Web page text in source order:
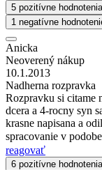
5 pozitívne hodnotenia
1 negatívne
Anicka
Neoverený nákup
10.1.2013
Nadherna rozpravka
Rozpravku si citame
dcera a 4-rocny syn
krasne napisana a
spracovanie v
reagovať
6 pozitívne hodnotenia